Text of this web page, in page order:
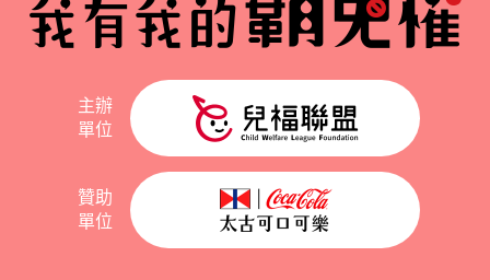
主辦
單位
贊助
單位